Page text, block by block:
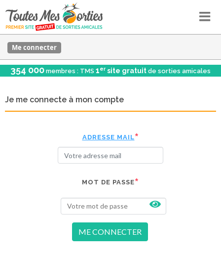
Me connecter
354 000 membres : TMS 1er site gratuit de sorties amicales
Je me connecte à mon compte
ADRESSE MAIL
MOT DE PASSE
ME CONNECTER